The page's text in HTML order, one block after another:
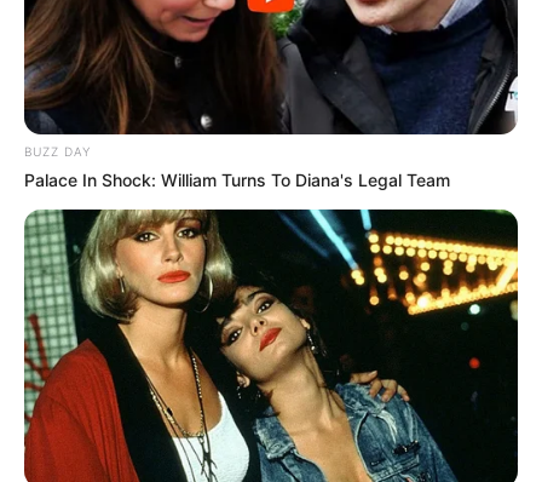
BUZZ DAY
Palace In Shock: William Turns To Diana's Legal Team